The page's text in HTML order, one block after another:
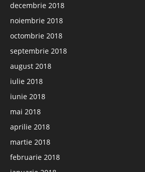
decembrie 2018
noiembrie 2018
octombrie 2018
septembrie 2018
august 2018
iulie 2018
iunie 2018
mai 2018
aprilie 2018
martie 2018
februarie 2018